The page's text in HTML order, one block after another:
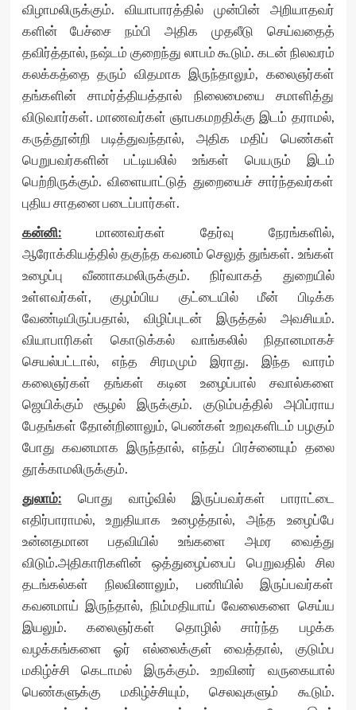
விழாமலிருக்கும். வியாபாரத்தில் முன்பின் அறியாதவர்
களின் பேச்சை நம்பி அதிக முதலீடு செய்வதைத்
தவிர்த்தால், நஷ்டம் குறைந்து லாபம் கூடும். கடன் நிலவரம்
கலக்கத்தை தரும் விதமாக இருந்தாலும், கலைஞர்கள்
தங்களின் சாமர்த்தியத்தால் நிலைமையை சமாளித்து
விடுவார்கள். மாணவர்கள் ஞாபகமறதிக்கு இடம் தராமல்,
கருத்தூன்றி படித்துவந்தால், அதிக மதிப் பெண்கள்
பெறுபவர்களின் பட்டியலில் உங்கள் பெயரும் இடம்
பெற்றிருக்கும். விளையாட்டுத் துறையைச் சார்ந்தவர்கள்
புதிய சாதனை படைப்பார்கள்.
கன்னி: மாணவர்கள் தேர்வு நேரங்களில்,
ஆரோக்கியத்தில் தகுந்த கவனம் செலுத் துங்கள். உங்கள்
உழைப்பு வீணாகமலிருக்கும். நிர்வாகத் துறையில்
உள்ளவர்கள், குழம்பிய குட்டையில் மீன் பிடிக்க
வேண்டியிருப்பதால், விழிப்புடன் இருத்தல் அவசியம்.
வியாபாரிகள் கொடுக்கல் வாங்கலில் நிதானமாகச்
செயல்பட்டால், எந்த சிரமமும் இராது. இந்த வாரம்
கலைஞர்கள் தங்கள் கடின உழைப்பால் சவால்களை
ஜெயிக்கும் சூழல் இருக்கும். குடும்பத்தில் அபிப்ராய
பேதங்கள் தோன்றினாலும், பெண்கள் உறவுகளிடம் பழகும்
போது கவனமாக இருந்தால், எந்தப் பிரச்னையும் தலை
தூக்காமலிருக்கும்.
துலாம்: பொது வாழ்வில் இருப்பவர்கள் பாராட்டை
எதிர்பாராமல், உறுதியாக உழைத்தால், அந்த உழைப்பே
உன்னதமான பதவியில் உங்களை அமர வைத்து
விடும்.அதிகாரிகளின் ஒத்துழைப்பைப் பெறுவதில் சில
தடங்கல்கள் நிலவினாலும், பணியில் இருப்பவர்கள்
கவனமாய் இருந்தால், நிம்மதியாய் வேலைகளை செய்ய
இயலும். கலைஞர்கள் தொழில் சார்ந்த பழக்க
வழக்கங்களை ஓர் எல்லைக்குள் வைத்தால், குடும்ப
மகிழ்ச்சி கெடாமல் இருக்கும். உறவினர் வருகையால்
பெண்களுக்கு மகிழ்ச்சியும், செலவுகளும் கூடும்.